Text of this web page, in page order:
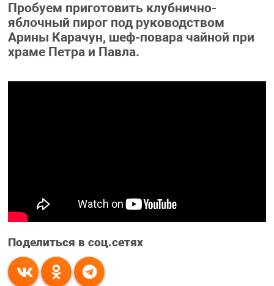
Пробуем приготовить клубнично-
яблочный пирог под руководством
Арины Карачун, шеф-повара чайной при
храме Петра и Павла.
Поделиться в соц.сетях